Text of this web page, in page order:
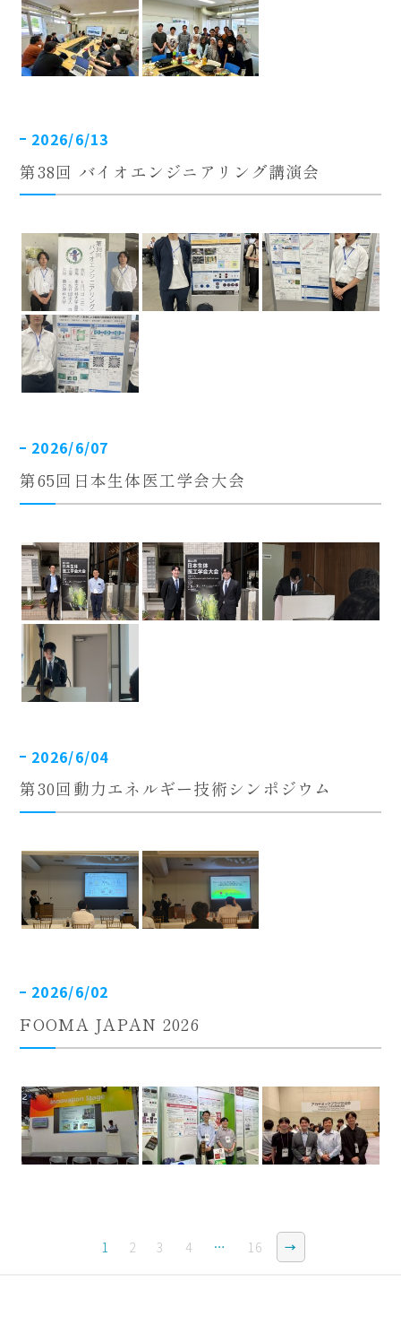
2026/6/13
第38回 バイオエンジニアリング講演会
2026/6/07
第65回日本生体医工学会大会
2026/6/04
第30回動力エネルギー技術シンポジウム
2026/6/02
FOOMA JAPAN 2026
1 2 3 4 … 16 →